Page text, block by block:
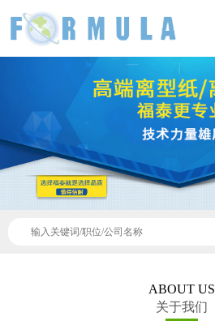
ABOUT US
关于我们